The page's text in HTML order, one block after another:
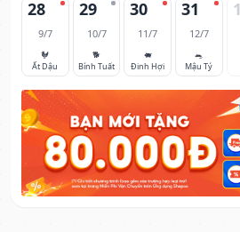
28
9/7
🐓
Ất Dậu
29
10/7
🐕
Bính Tuất
30
11/7
🐖
Đinh Hợi
31
12/7
🐀
Mậu Tý
1